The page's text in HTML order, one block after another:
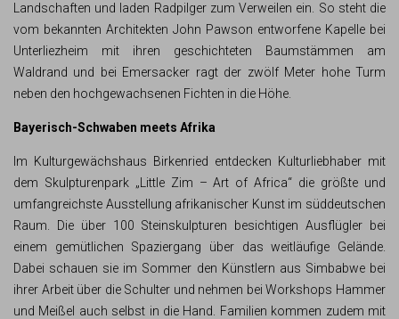
Landschaften und laden Radpilger zum Verweilen ein. So steht die
vom bekannten Architekten John Pawson entworfene Kapelle bei
Unterliezheim mit ihren geschichteten Baumstämmen am
Waldrand und bei Emersacker ragt der zwölf Meter hohe Turm
neben den hochgewachsenen Fichten in die Höhe.
Bayerisch-Schwaben meets Afrika
Im Kulturgewächshaus Birkenried entdecken Kulturliebhaber mit
dem Skulpturenpark „Little Zim – Art of Africa“ die größte und
umfangreichste Ausstellung afrikanischer Kunst im süddeutschen
Raum. Die über 100 Steinskulpturen besichtigen Ausflügler bei
einem gemütlichen Spaziergang über das weitläufige Gelände.
Dabei schauen sie im Sommer den Künstlern aus Simbabwe bei
ihrer Arbeit über die Schulter und nehmen bei Workshops Hammer
und Meißel auch selbst in die Hand. Familien kommen zudem mit